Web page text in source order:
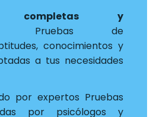
completas y
Pruebas de
conocimientos y
a tus necesidades
por expertos Pruebas
por psicólogos y